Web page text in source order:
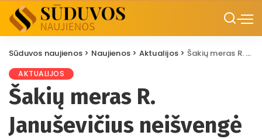
Sūduvos naujienos > Naujienos > Aktualijos > Šakių meras R. Januševičius neišvengė interesų konflikto situacijos
AKTUALIJOS
Šakių meras R.
Januševičius neišvengė